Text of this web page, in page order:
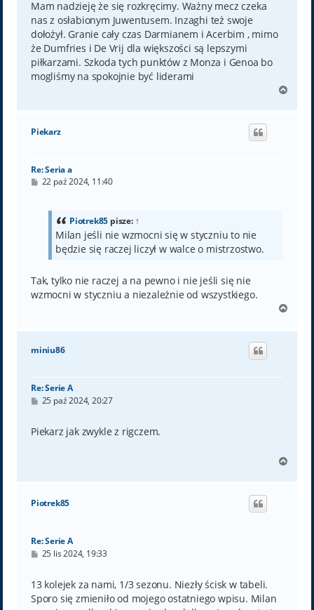
Mam nadzieję że się rozkręcimy. Ważny mecz czeka
nas z osłabionym Juwentusem. Inzaghi też swoje
dołożył. Granie cały czas Darmianem i Acerbim , mimo
że Dumfries i De Vrij dla większości są lepszymi
piłkarzami. Szkoda tych punktów z Monza i Genoa bo
mogliśmy na spokojnie być liderami
g
Piekarz
Re: Seria a
P22 paź 2024, 11:40
Piotrek85 pisze: ↑
Milan jeśli nie wzmocni się w styczniu to nie
będzie się raczej liczył w walce o mistrzostwo.
Tak, tylko nie raczej a na pewno i nie jeśli się nie
wzmocni w styczniu a niezależnie od wszystkiego.
g
miniu86
Re: Serie A
P
t
25 paź 2024, 20:27
Piekarz jak zwykle z rigczem.
g
Piotrek85
Re: Serie A
P
t
25 lis 2024, 19:33
13 kolejek za nami, 1/3 sezonu. Niezły ścisk w tabeli.
Sporo się zmieniło od mojego ostatniego wpisu. Milan